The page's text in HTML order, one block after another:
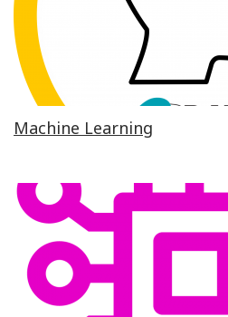
Machine Learning